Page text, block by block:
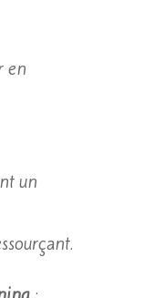
en
un